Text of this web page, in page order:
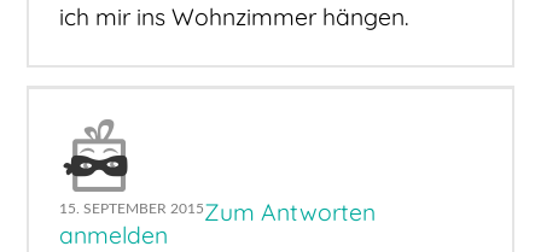
ich mir ins Wohnzimmer hängen.
15. SEPTEMBER 2015Zum Antworten
anmelden